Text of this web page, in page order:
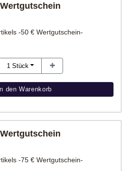
1 Stück
den Warenkorb